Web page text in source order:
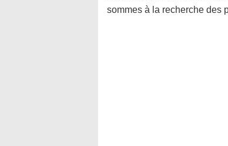
sommes à la recherche des